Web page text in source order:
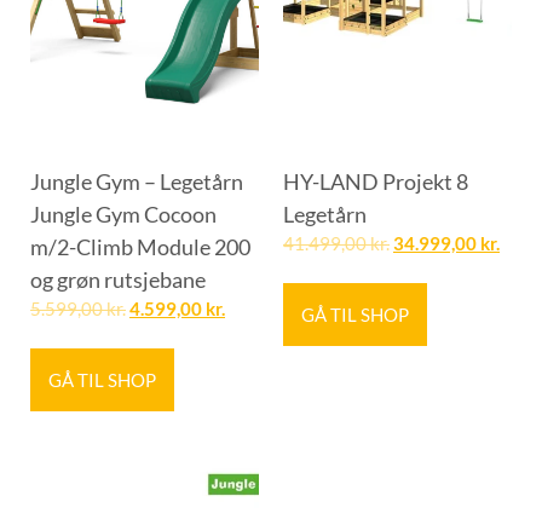
Jungle Gym – Legetårn
Jungle Gym Cocoon
m/2-Climb Module 200
og grøn rutsjebane
5.599,00kr.4.599,00 kr.
GÅ TIL SHOP
HY-LAND Projekt 8
Legetårn
41.499,00kr.34.999,00 kr.
GÅ TIL SHOP